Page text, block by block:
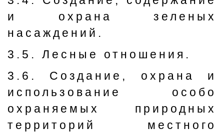
и охрана зеленых
насаждений.
3.5. Лесные отношения.
3.6. Создание, охрана и
использование особо
охраняемых природных
территорий местного